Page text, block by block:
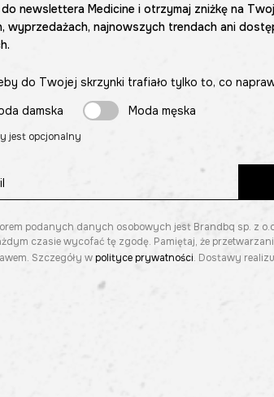
newslettera Medicine i otrzymaj zniżkę na
wyprzedażach, najnowszych trendach ani
do Twojej skrzynki trafiało tylko to, co
damska
Moda męska
jest opcjonalny
podanych danych osobowych jest Brandbq sp. z
czasie wycofać tę zgodę. Pamiętaj, że
Szczegóły wpolityce prywatności. Dostawy